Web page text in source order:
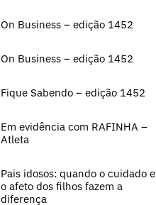
On Business – edição 1452
On Business – edição 1452
Fique Sabendo – edição 1452
Em evidência com RAFINHA –
Atleta
Pais idosos: quando o cuidado e
o afeto dos filhos fazem a
diferença